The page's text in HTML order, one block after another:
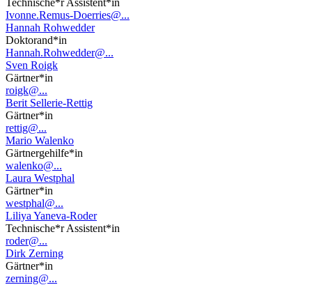
Ivonne.Remus-Doerries@...
Hannah Rohwedder
Doktorand*in
Hannah.Rohwedder@...
Sven Roigk
Gärtner*in
roigk@...
Berit Sellerie-Rettig
Gärtner*in
rettig@...
Mario Walenko
Gärtnergehilfe*in
walenko@...
Laura Westphal
Gärtner*in
westphal@...
Liliya Yaneva-Roder
Technische*r Assistent*in
roder@...
Dirk Zerning
Gärtner*in
zerning@...